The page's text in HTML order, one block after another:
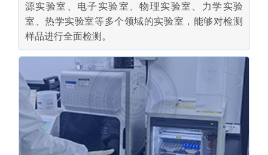
源实验室、电子实验室、物理实验室、力学实验
室、热学实验室等多个领域的实验室，能够对检测
样品进行全面检测。